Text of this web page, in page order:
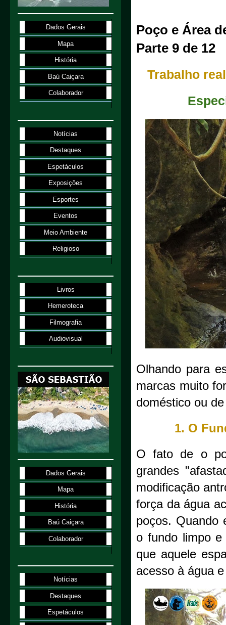
Poço e Área
Parte 9 de 12
Trabalho
Olhando para
marcas muito
doméstico ou
1. O
O fato de o
grandes
modificação
força da água
poços. Quando
o fundo limpo e
que aquele
acesso à água
Dados Gerais
Mapa
História
Baú Caiçara
Colaborador
Notícias
Destaques
Espetáculos
Exposições
Esportes
Eventos
Meio Ambiente
Religioso
Livros
Hemeroteca
Filmografia
Audiovisual
Dados Gerais
Mapa
História
Baú Caiçara
Colaborador
Notícias
Destaques
Espetáculos